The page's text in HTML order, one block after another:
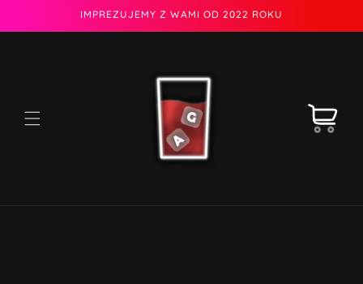
treści
IMPREZUJEMY Z WAMI OD 2022 ROKU
Koszyk